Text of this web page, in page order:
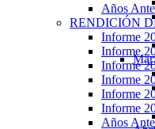
Años
RENDICIÓN
Informe
Informe
Informe
Informe
Informe
Informe
Años